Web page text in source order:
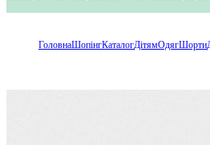
ГоловнаШопінгКаталогДітямОдягШорти